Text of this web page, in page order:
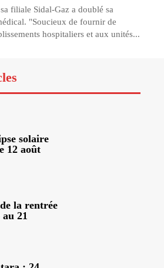
filiale Sidal-Gaz a doublé sa
"Soucieux de fournir de
hospitaliers et aux unités...
solaire
12 août
la rentrée
21